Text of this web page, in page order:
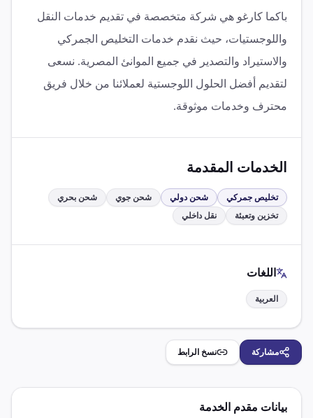
باكما كارغو هي شركة متخصصة في تقديم خدمات النقل
واللوجستيات، حيث نقدم خدمات التخليص الجمركي
والاستيراد والتصدير في جميع الموانئ المصرية. نسعى
لتقديم أفضل الحلول اللوجستية لعملائنا من خلال فريق
محترف وخدمات موثوقة.
الخدمات المقدمة
تخليص جمركي شحن دولي شحن جوي
شحن بحري
تخزين وتعبئة
نقل داخلي
اللغات
العربية
مشاركة نسخ الرابط
بيانات مقدم الخدمة